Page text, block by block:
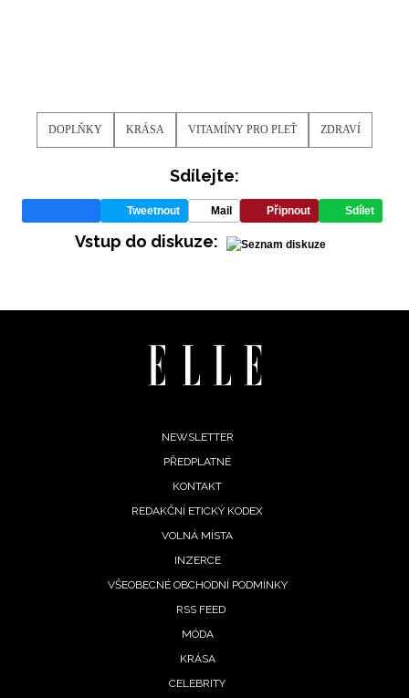
podmínkami společnosti BurdaMedia Extra s.r.o.
potvrzujete, že jste se seznámili se
DOPLŇKY KRÁSA VITAMÍNY PRO PLEŤ ZDRAVÍ
Sdílejte:
Tweetnout Mail Připnout Sdílet
Vstup do diskuze:
NEWSLETTER
PŘEDPLATNÉ
KONTAKT
REDAKČNÍ ETICKÝ KODEX
VOLNÁ MÍSTA
INZERCE
VŠEOBECNÉ OBCHODNÍ PODMÍNKY
RSS FEED
MÓDA
KRÁSA
CELEBRITY